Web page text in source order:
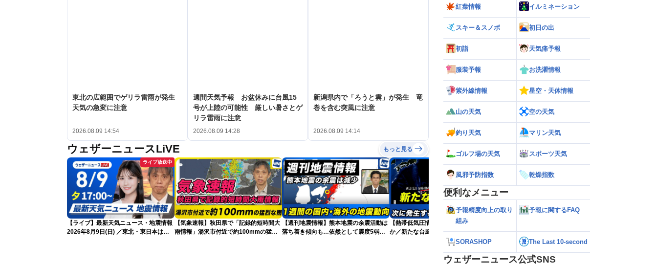
東北の広範囲でゲリラ雷雨が発生
天気の急変に注意
2026.08.09 14:54
週間天気予報 お盆休みに台風15
号が上陸の可能性 厳しい暑さとゲ
リラ雷雨に注意
2026.08.09 14:28
新潟県内で「ろうと雲」が発生 竜
巻を含む突風に注意
2026.08.09 14:14
ウェザーニュースLiVE もっと見る
ライブ放送中
【ライブ】最新天気ニュース・地震情報
2026年8月9日(日) ／東北・東日本は急
【気象速報】秋田県で「記録的短時間大
雨情報」湯沢市付近で約100mmの猛烈
【週刊地震情報】熊本地震の余震活動は
落ち着き傾向も…依然として震度5弱警
【熱帯低気圧情報 2026】台風16号発生
か／新たな台風発生予想 今後の進路と日
本への影響は？(9日 12時更新)
い範囲で急な雷雨に警戒
紅葉情報 イルミネーション
スキー＆スノボ 初日の出
初詣 天気痛予報
服装予報 お洗濯情報
紫外線情報 星空・天体情報
山の天気 空の天気
釣り天気 マリン天気
ゴルフ場の天気 スポーツ天気
風邪予防指数 乾燥指数
便利なメニュー
予報精度向上の取り
組み
予報に関するFAQ
SORASHOP The Last 10-second
ウェザーニュース公式SNS